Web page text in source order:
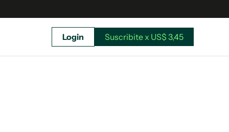
Login Suscribite x US$ 3,45